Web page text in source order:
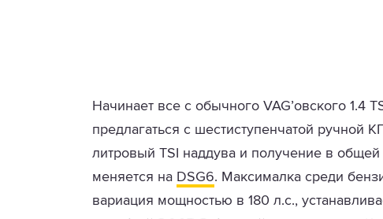
Начинает все с обычного VAG’овского 1.4
предлагаться с шестиступенчатой ручной
литровый TSI наддува и получение в
меняется на DSG6. Максималка среди
вариация мощностью в 180 л.с.,